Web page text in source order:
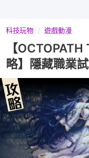
科技玩物 遊戲動漫
【
略】隱藏職業